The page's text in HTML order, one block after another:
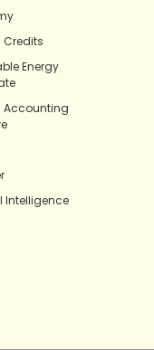
Credits
Energy
Accounting
Intelligence